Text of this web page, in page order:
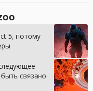
5, потому
связано